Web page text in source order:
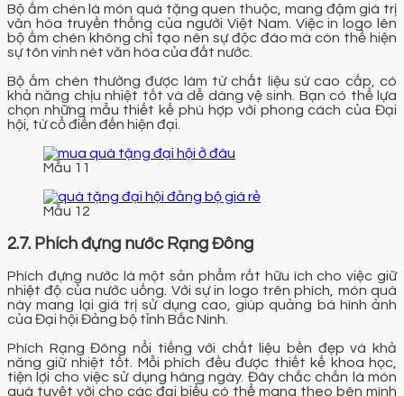
Bộ ấm chén là món quà tặng quen thuộc, mang đậm giá trị
văn hóa truyền thống của người Việt Nam. Việc in logo lên
bộ ấm chén không chỉ tạo nên sự độc đáo mà còn thể hiện
sự tôn vinh nét văn hóa của đất nước.
Bộ ấm chén thường được làm từ chất liệu sứ cao cấp, có
khả năng chịu nhiệt tốt và dễ dàng vệ sinh. Bạn có thể lựa
chọn những mẫu thiết kế phù hợp với phong cách của Đại
hội, từ cổ điển đến hiện đại.
Mẫu 11
Mẫu 12
2.7. Phích đựng nước Rạng Đông
Phích đựng nước là một sản phẩm rất hữu ích cho việc giữ
nhiệt độ của nước uống. Với sự in logo trên phích, món quà
này mang lại giá trị sử dụng cao, giúp quảng bá hình ảnh
của Đại hội Đảng bộ tỉnh Bắc Ninh.
Phích Rạng Đông nổi tiếng với chất liệu bền đẹp và khả
năng giữ nhiệt tốt. Mỗi phích đều được thiết kế khoa học,
tiện lợi cho việc sử dụng hàng ngày. Đây chắc chắn là món
quà tuyệt vời cho các đại biểu có thể mang theo bên mình